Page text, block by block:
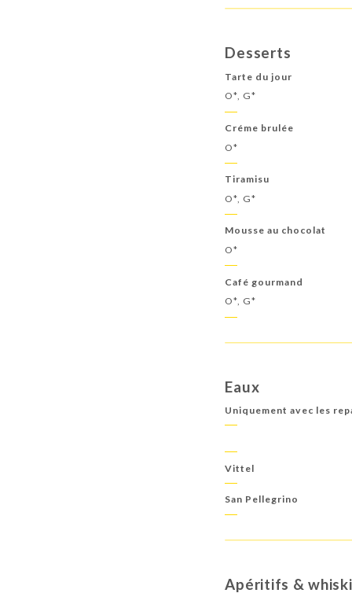
Desserts
Tarte du jour
O*, G*
Créme brulée
O*
Tiramisu
O*, G*
Mousse au chocolat
O*
Café gourmand
O*, G*
Eaux
Uniquement avec les
Vittel
San Pellegrino
Apéritifs &